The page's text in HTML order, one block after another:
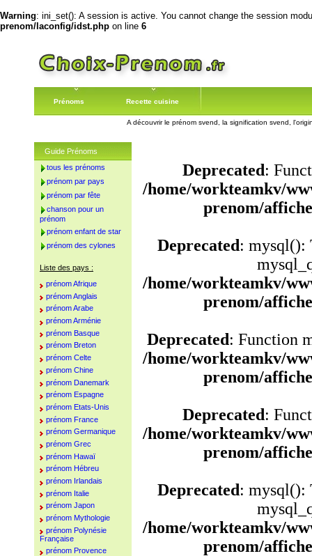
Warning: ini_set(): A session is active. You cannot change the session
prenom/laconfig/idst.php on line 6
Prénoms Recette cuisine
A découvrir le prénom svend, la signification svend,
Deprecated:
/home/workteamkv/
prenom/
Deprecated: mysql():
/home/workteamkv/
prenom/
Deprecated: Function
/home/workteamkv/
prenom/
Deprecated:
/home/workteamkv/
prenom/
Deprecated: mysql():
/home/workteamkv/
prenom/
Guide Prénoms
tous les prénoms
prénom par pays
prénom par fête
chanson pour un
prénom
prénom enfant de star
prénom des cylones
Liste des pays :
prénom Afrique
prénom Anglais
prénom Arabe
prénom Arménie
prénom Basque
prénom Breton
prénom Celte
prénom Chine
prénom Danemark
prénom Espagne
prénom Etats-Unis
prénom France
prénom Germanique
prénom Grec
prénom Hawaï
prénom Hébreu
prénom Irlandais
prénom Italie
prénom Japon
prénom Mythologie
prénom Polynésie
Française
prénom Provence